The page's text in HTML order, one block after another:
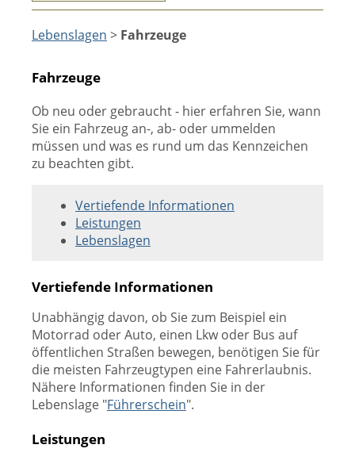
Lebenslagen > Fahrzeuge
Fahrzeuge
Ob neu oder gebraucht - hier erfahren Sie, wann
Sie ein Fahrzeug an-, ab- oder ummelden
müssen und was es rund um das Kennzeichen
zu beachten gibt.
Vertiefende Informationen
Leistungen
Lebenslagen
Vertiefende Informationen
Unabhängig davon, ob Sie zum Beispiel ein
Motorrad oder Auto, einen Lkw oder Bus auf
öffentlichen Straßen bewegen, benötigen Sie für
die meisten Fahrzeugtypen eine Fahrerlaubnis.
Nähere Informationen finden Sie in der
Lebenslage "Führerschein".
Leistungen